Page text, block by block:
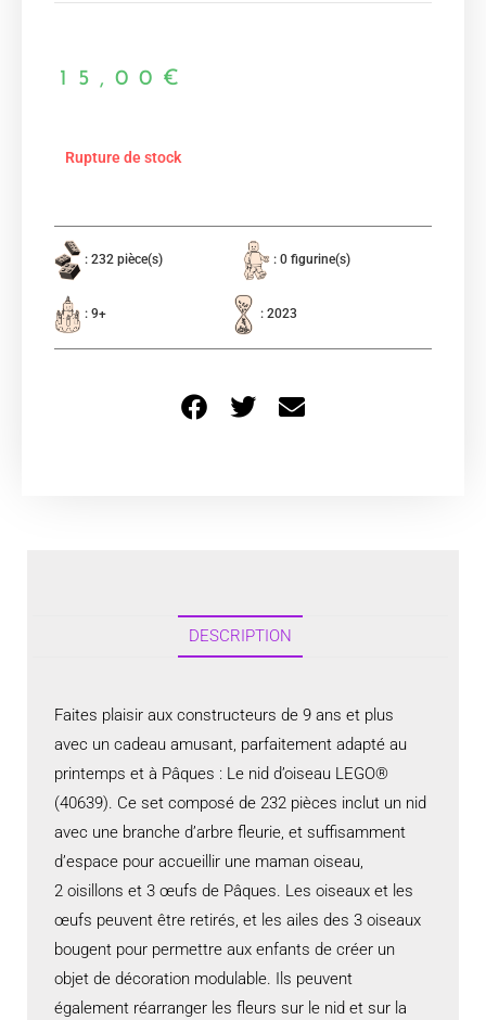
15,00 €
Rupture de stock
: 232 pièce(s) : 0 figurine(s)
: 9+ : 2023
DESCRIPTION
Faites plaisir aux constructeurs de 9 ans et plus
avec un cadeau amusant, parfaitement adapté au
printemps et à Pâques : Le nid d’oiseau LEGO®
(40639). Ce set composé de 232 pièces inclut un nid
avec une branche d’arbre fleurie, et suffisamment
d’espace pour accueillir une maman oiseau,
2 oisillons et 3 œufs de Pâques. Les oiseaux et les
œufs peuvent être retirés, et les ailes des 3 oiseaux
bougent pour permettre aux enfants de créer un
objet de décoration modulable. Ils peuvent
également réarranger les fleurs sur le nid et sur la